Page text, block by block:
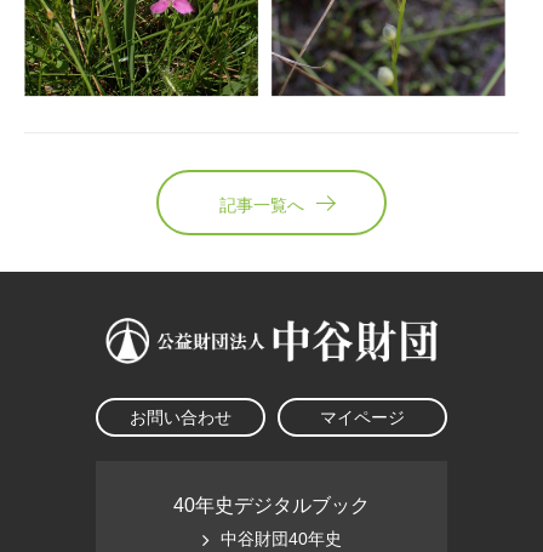
記事一覧へ
お問い合わせ マイページ
40年史デジタルブック
中谷財団40年史